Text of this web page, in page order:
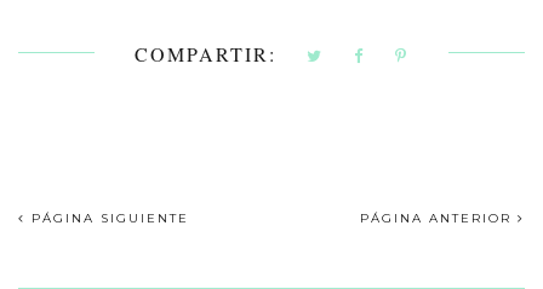
COMPARTIR:
PÁGINA SIGUIENTE PÁGINA ANTERIOR